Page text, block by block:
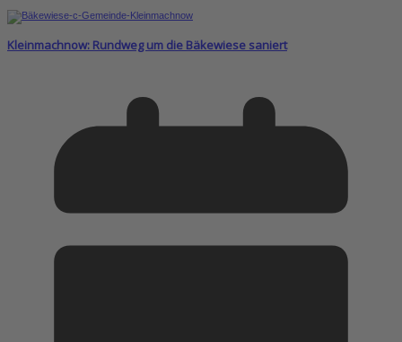
Kleinmachnow: Rundweg um die Bäkewiese saniert